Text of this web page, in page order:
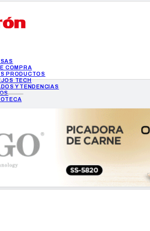
COMPRA
PRODUCTOS
TECH
Y TENDENCIAS
TECH
Y TENDENCIAS